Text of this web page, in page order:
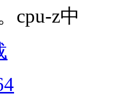
cpu-z中